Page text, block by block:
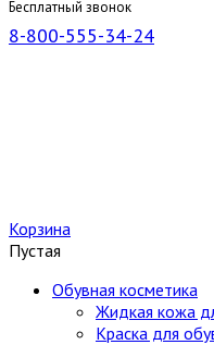
Бесплатный звонок
8-800-555-34-24
Корзина
Пустая
Обувная косметика
Жидкая кожа
Краска для